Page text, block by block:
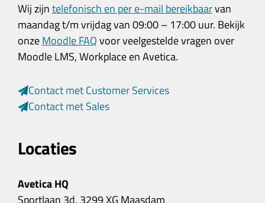
Wij zijntelefonisch en per e-mail bereikbaarvan
maandag t/m vrijdag van 09:00 – 17:00 uur. Bekijk
onzeMoodle FAQvoor veelgestelde vragen over
Moodle LMS, Workplace en Avetica.
Contact met Customer Services
Contact met Sales
Locaties
Avetica HQ